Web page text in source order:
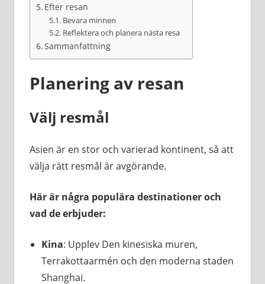
Efter resan
Bevara minnen
Reflektera och planera nästa resa
Sammanfattning
Planering av resan
Välj resmål
Asien är en stor och varierad kontinent, så att
välja rätt resmål är avgörande.
Här är några populära destinationer och
vad de erbjuder:
Kina: Upplev Den kinesiska muren,
Terrakottaarmén och den moderna staden
Shanghai.